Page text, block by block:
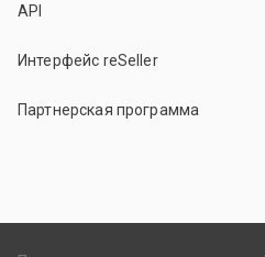
API
Интерфейс reSeller
Партнерская программа